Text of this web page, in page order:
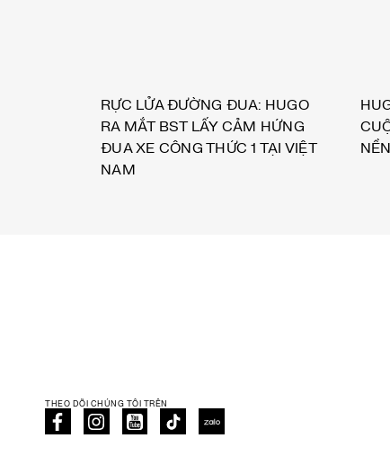
RỰC LỬA ĐƯỜNG ĐUA: HUGO
RA MẮT BST LẤY CẢM HỨNG
ĐUA XE CÔNG THỨC 1 TẠI VIỆT
NAM
THEO DÕI CHÚNG TÔI TRÊN